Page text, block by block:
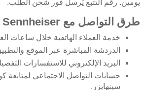
يومين. رقم التتبع يُرسل فور شحن الطلب.
طرق التواصل مع Sennheiser سينهايزر
خدمة العملاء الهاتفية خلال ساعات
الدردشة المباشرة عبر الموقع
البريد الإلكتروني للاستفسارات
حسابات التواصل الاجتماعي لمتابعة
سينهايزر.